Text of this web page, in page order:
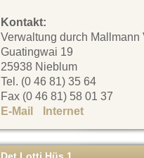
Kontakt:
Verwaltung durch Mallmann
Guatingwai 19
25938 Nieblum
Tel. (0 46 81) 35 64
Fax (0 46 81) 58 01 37
E-Mail
Internet